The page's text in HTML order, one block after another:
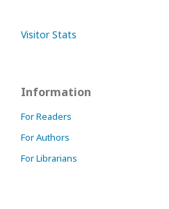
Visitor Stats
Information
For Readers
For Authors
For Librarians